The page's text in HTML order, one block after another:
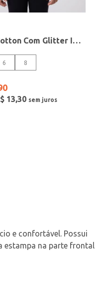
Blusa Cotton Com Glitter Infantil Para Menina - ROSA
6 8
13,30
e confortável. Possui
estampa na parte frontal